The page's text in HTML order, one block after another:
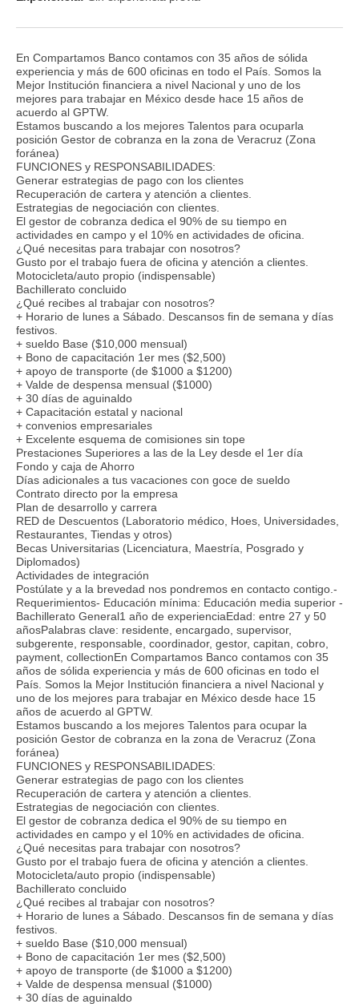
En Compartamos Banco contamos con 35 años de sólida
experiencia y más de 600 oficinas en todo el País. Somos la
Mejor Institución financiera a nivel Nacional y uno de los
mejores para trabajar en México desde hace 15 años de
acuerdo al GPTW.
Estamos buscando a los mejores Talentos para ocuparla
posición Gestor de cobranza en la zona de Veracruz (Zona
foránea)
FUNCIONES y RESPONSABILIDADES:
Generar estrategias de pago con los clientes
Recuperación de cartera y atención a clientes.
Estrategias de negociación con clientes.
El gestor de cobranza dedica el 90% de su tiempo en
actividades en campo y el 10% en actividades de oficina.
¿Qué necesitas para trabajar con nosotros?
Gusto por el trabajo fuera de oficina y atención a clientes.
Motocicleta/auto propio (indispensable)
Bachillerato concluido
¿Qué recibes al trabajar con nosotros?
+ Horario de lunes a Sábado. Descansos fin de semana y días
festivos.
+ sueldo Base ($10,000 mensual)
+ Bono de capacitación 1er mes ($2,500)
+ apoyo de transporte (de $1000 a $1200)
+ Valde de despensa mensual ($1000)
+ 30 días de aguinaldo
+ Capacitación estatal y nacional
+ convenios empresariales
+ Excelente esquema de comisiones sin tope
Prestaciones Superiores a las de la Ley desde el 1er día
Fondo y caja de Ahorro
Días adicionales a tus vacaciones con goce de sueldo
Contrato directo por la empresa
Plan de desarrollo y carrera
RED de Descuentos (Laboratorio médico, Hoes, Universidades,
Restaurantes, Tiendas y otros)
Becas Universitarias (Licenciatura, Maestría, Posgrado y
Diplomados)
Actividades de integración
Postúlate y a la brevedad nos pondremos en contacto contigo.-
Requerimientos- Educación mínima: Educación media superior -
Bachillerato General1 año de experienciaEdad: entre 27 y 50
añosPalabras clave: residente, encargado, supervisor,
subgerente, responsable, coordinador, gestor, capitan, cobro,
payment, collectionEn Compartamos Banco contamos con 35
años de sólida experiencia y más de 600 oficinas en todo el
País. Somos la Mejor Institución financiera a nivel Nacional y
uno de los mejores para trabajar en México desde hace 15
años de acuerdo al GPTW.
Estamos buscando a los mejores Talentos para ocupar la
posición Gestor de cobranza en la zona de Veracruz (Zona
foránea)
FUNCIONES y RESPONSABILIDADES:
Generar estrategias de pago con los clientes
Recuperación de cartera y atención a clientes.
Estrategias de negociación con clientes.
El gestor de cobranza dedica el 90% de su tiempo en
actividades en campo y el 10% en actividades de oficina.
¿Qué necesitas para trabajar con nosotros?
Gusto por el trabajo fuera de oficina y atención a clientes.
Motocicleta/auto propio (indispensable)
Bachillerato concluido
¿Qué recibes al trabajar con nosotros?
+ Horario de lunes a Sábado. Descansos fin de semana y días
festivos.
+ sueldo Base ($10,000 mensual)
+ Bono de capacitación 1er mes ($2,500)
+ apoyo de transporte (de $1000 a $1200)
+ Valde de despensa mensual ($1000)
+ 30 días de aguinaldo